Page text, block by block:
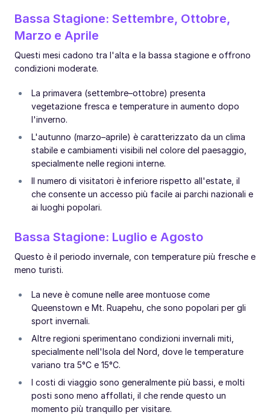
Bassa Stagione: Settembre, Ottobre,
Marzo e Aprile
Questi mesi cadono tra l'alta e la bassa stagione e offrono
condizioni moderate.
La primavera (settembre–ottobre) presenta
vegetazione fresca e temperature in aumento dopo
l'inverno.
L'autunno (marzo–aprile) è caratterizzato da un clima
stabile e cambiamenti visibili nel colore del paesaggio,
specialmente nelle regioni interne.
Il numero di visitatori è inferiore rispetto all'estate, il
che consente un accesso più facile ai parchi nazionali e
ai luoghi popolari.
Bassa Stagione: Luglio e Agosto
Questo è il periodo invernale, con temperature più fresche e
meno turisti.
La neve è comune nelle aree montuose come
Queenstown e Mt. Ruapehu, che sono popolari per gli
sport invernali.
Altre regioni sperimentano condizioni invernali miti,
specialmente nell'Isola del Nord, dove le temperature
variano tra 5°C e 15°C.
I costi di viaggio sono generalmente più bassi, e molti
posti sono meno affollati, il che rende questo un
momento più tranquillo per visitare.